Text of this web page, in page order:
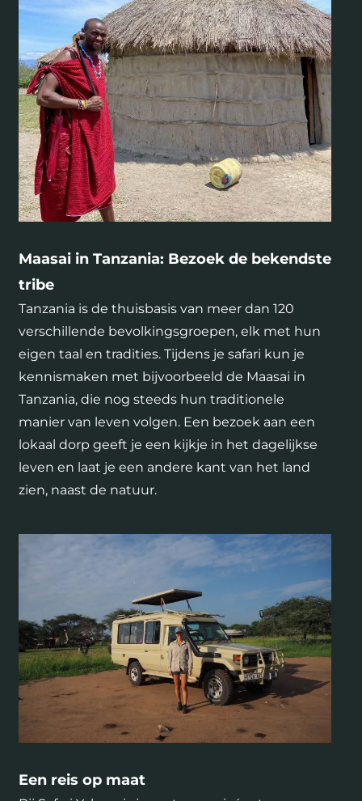
Maasai in Tanzania: Bezoek de bekendste
tribe
Tanzania is de thuisbasis van meer dan 120
verschillende bevolkingsgroepen, elk met hun
eigen taal en tradities. Tijdens je safari kun je
kennismaken met bijvoorbeeld de Maasai in
Tanzania, die nog steeds hun traditionele
manier van leven volgen. Een bezoek aan een
lokaal dorp geeft je een kijkje in het dagelijkse
leven en laat je een andere kant van het land
zien, naast de natuur.
Een reis op maat